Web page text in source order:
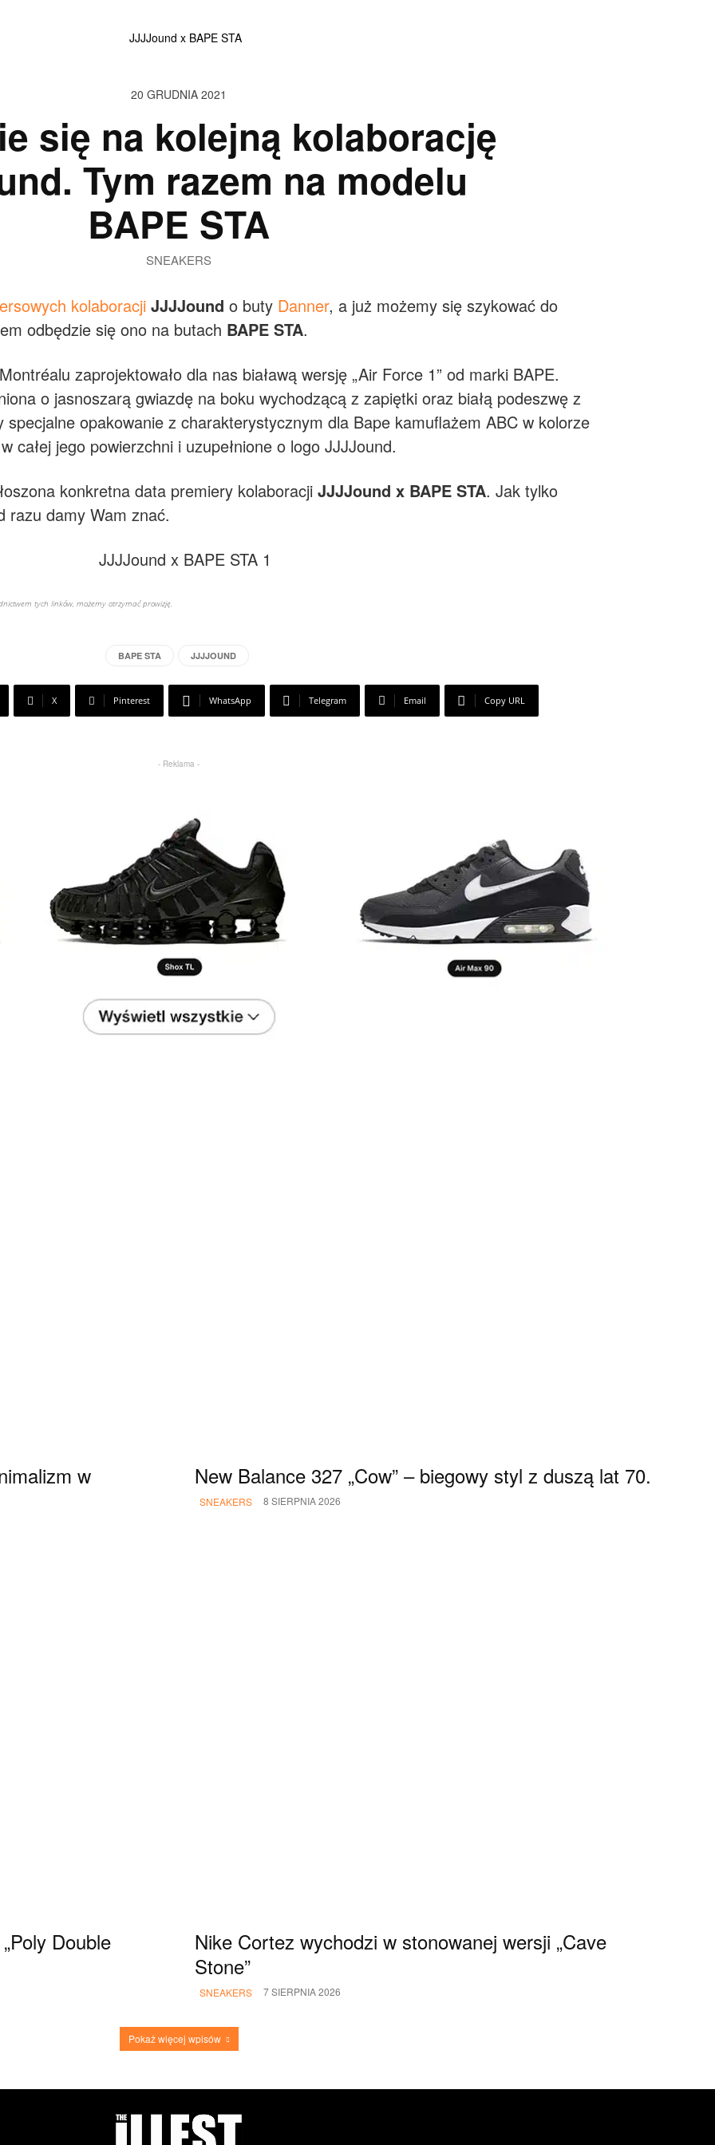
20 GRUDNIA 2021
się na kolejną kolaborację
Tym razem na modelu
BAPE STA
SNEAKERS
kolaboracji JJJJound o buty Danner, a już możemy się szykować do
odbędzie się ono na butach BAPE STA.
zaprojektowało dla nas białawą wersję „Air Force 1” od marki BAPE.
o jasnoszarą gwiazdę na boku wychodzącą z zapiętki oraz białą podeszwę z
opakowanie z charakterystycznym dla Bape kamuflażem ABC w kolorze
całej jego powierzchni i uzupełnione o logo JJJJound.
konkretna data premiery kolaboracji JJJJound x BAPE STA. Jak tylko
razu damy Wam znać.
tych linków, możemy otrzymać prowizję.
BAPE STA JJJJOUND
X Pinterest WhatsApp Telegram Email Copy URL
- Reklama -
w
New Balance 327 „Cow” – biegowy styl z duszą lat 70.
SNEAKERS 8 SIERPNIA 2026
Double
Nike Cortez wychodzi w stonowanej wersji „Cave
Stone”
SNEAKERS 7 SIERPNIA 2026
Pokaż więcej wpisów